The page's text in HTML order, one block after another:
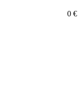
0 €